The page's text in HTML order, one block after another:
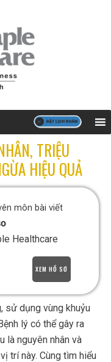
TRIỆU
HIỆU QUẢ
môn bài viết
Healthcare
XEM HỒ SƠ
sử dụng vùng khuỷu
lý có thể gây ra
là nguyên nhân và
trí này. Cùng tìm hiểu